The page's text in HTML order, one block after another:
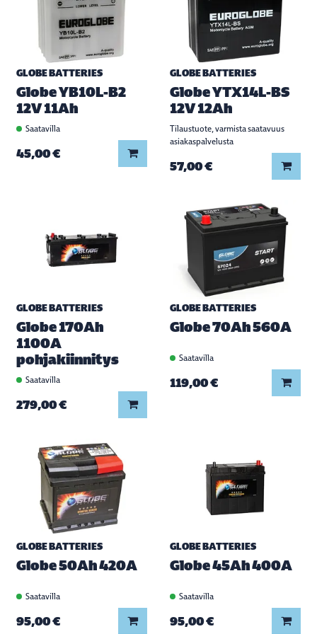
GLOBE BATTERIES
Globe YB10L-B2
12V 11Ah
Saatavilla
45,00 € Lisää koriin
GLOBE BATTERIES
Globe YTX14L-BS
12V 12Ah
Tilaustuote, varmista saatavuus
asiakaspalvelusta
57,00 €
GLOBE BATTERIES
Globe 170Ah
1100A
pohjakiinnitys
Saatavilla
279,00 € Lisää koriin
GLOBE BATTERIES
Globe 70Ah 560A
Saatavilla
119,00 €
GLOBE BATTERIES
Globe 50Ah 420A
Saatavilla
95,00 € Lisää koriin
GLOBE BATTERIES
Globe 45Ah 400A
Saatavilla
95,00 €